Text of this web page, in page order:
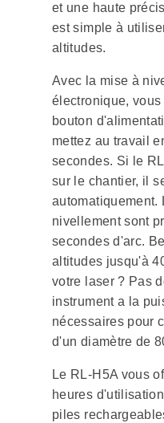
et une haute
est simple à
altitudes.
Avec la mise à
électronique,
bouton
mettez au travail
secondes. Si le
sur le chantier, il
automatiquement.
nivellement sont
secondes d'arc.
altitudes jusqu'à
votre laser ? Pas
instrument a la
nécessaires pour
d'un diamètre de
Le RL-H5A vous
heures
piles